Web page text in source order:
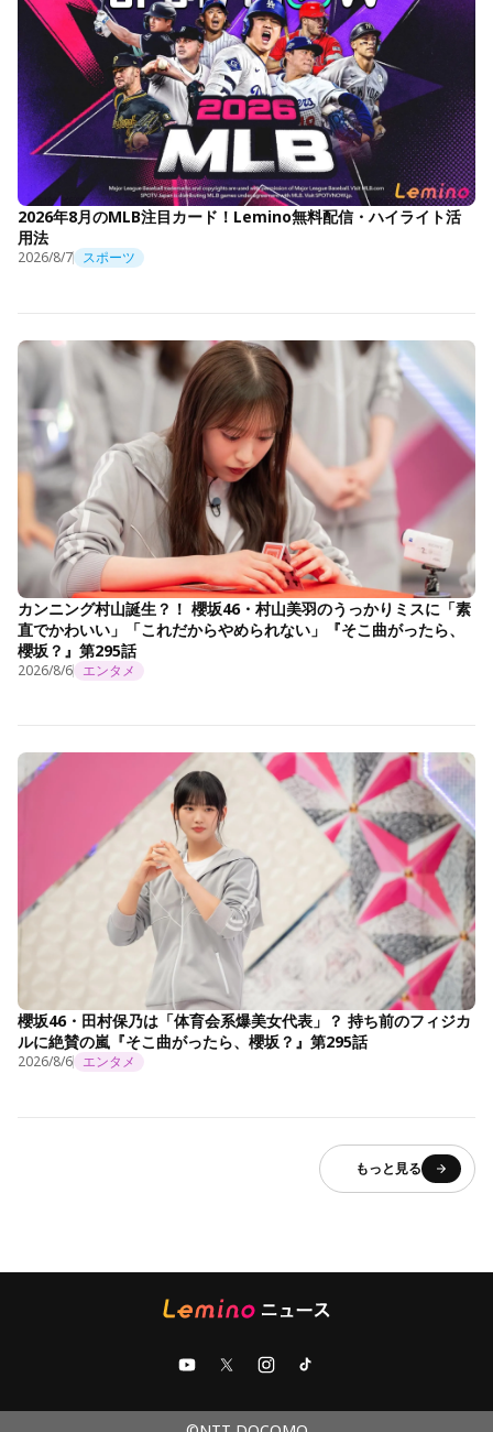
2026年8月のMLB注目カード！Lemino無料配信・ハイライト活
用法
2026/8/7 スポーツ
カンニング村山誕生？！ 櫻坂46・村山美羽のうっかりミスに「素
直でかわいい」「これだからやめられない」『そこ曲がったら、
櫻坂？』第295話
2026/8/6 エンタメ
櫻坂46・田村保乃は「体育会系爆美女代表」？ 持ち前のフィジカ
ルに絶賛の嵐『そこ曲がったら、櫻坂？』第295話
2026/8/6 エンタメ
もっと見る